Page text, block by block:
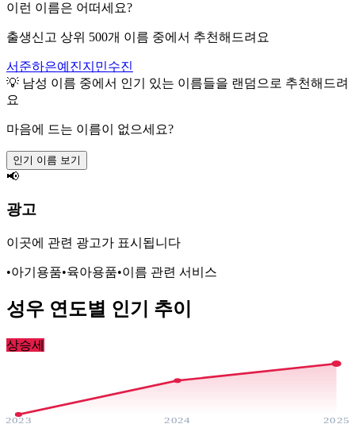
이런 이름은 어떠세요?
출생신고 상위 500개 이름 중에서 추천해드려요
서준하은예진지민수진
💡 남성 이름 중에서 인기 있는 이름들을 랜덤으로 추천해드려
요
마음에 드는 이름이 없으세요?
인기 이름 보기
📢
광고
이곳에 관련 광고가 표시됩니다
•아기용품•육아용품•이름 관련 서비스
성우 연도별 인기 추이
상승세
2023 2024 2025